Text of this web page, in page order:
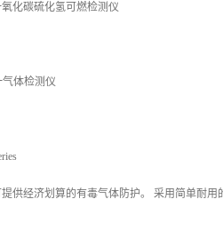
化碳硫化氢可燃检测仪
体检测仪
提供经济划算的有毒气体防护。 采用简单耐